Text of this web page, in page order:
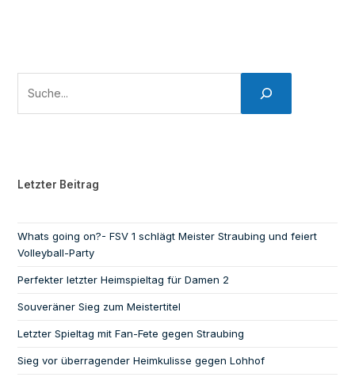
Letzter Beitrag
Whats going on?- FSV 1 schlägt Meister Straubing und feiert
Volleyball-Party
Perfekter letzter Heimspieltag für Damen 2
Souveräner Sieg zum Meistertitel
Letzter Spieltag mit Fan-Fete gegen Straubing
Sieg vor überragender Heimkulisse gegen Lohhof